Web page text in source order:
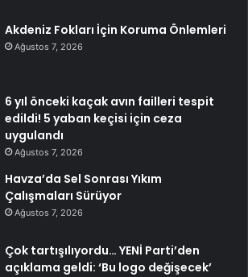
Akdeniz Fokları İçin Koruma Önlemleri
Ağustos 7, 2026
6 yıl önceki kaçak avın failleri tespit
edildi! 5 yaban keçisi için ceza
uygulandı
Ağustos 7, 2026
Havza’da Sel Sonrası Yıkım
Çalışmaları Sürüyor
Ağustos 7, 2026
Çok tartışılıyordu… YENİ Parti’den
açıklama geldi: ‘Bu logo değişecek’